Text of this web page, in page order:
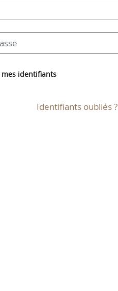
mes identifiants
Identifiants oubliés ?